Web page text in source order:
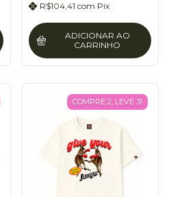
R$104,41 com Pix
ADICIONAR AO
CARRINHO
COMPRE 2, LEVE 3!